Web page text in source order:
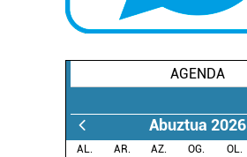
AGENDA
Abuztua 2026
AL. AR. AZ. OG. OL.